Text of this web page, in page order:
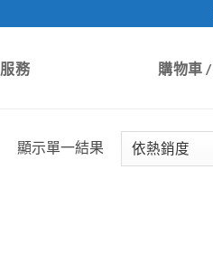
務 購物車 /
顯示單一結果